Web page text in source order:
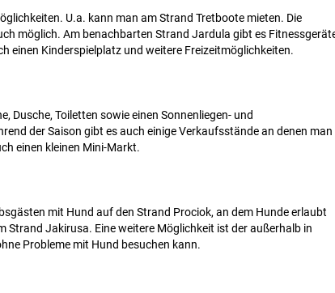
U.a. kann man am Strand Tretboote mieten. Die
möglich. Am benachbarten Strand Jardula gibt es
einen Kinderspielplatz und weitere Freizeitmöglichkeiten.
Dusche, Toiletten sowie einen Sonnenliegen- und
der Saison gibt es auch einige Verkaufsstände an denen man
einen kleinen Mini-Markt.
mit Hund auf den Strand Prociok, an dem Hunde erlaubt
Jakirusa. Eine weitere Möglichkeit ist der außerhalb in
Probleme mit Hund besuchen kann.